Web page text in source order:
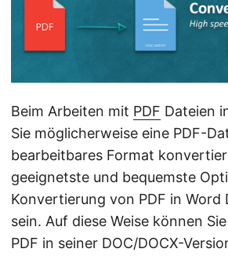
n
Beim Arbeiten mit PDF Dateien
Sie möglicherweise eine PDF-
bearbeitbares Format
geeignetste und bequemste
Konvertierung von PDF in Word
sein. Auf diese Weise können
PDF in seiner DOC/DOCX-